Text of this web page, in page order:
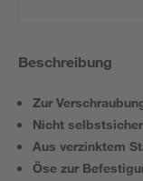
Beschreibung
Zur
Nicht
Aus verzinktem
Öse zur